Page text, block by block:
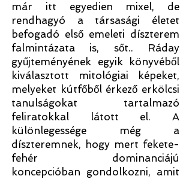
már itt egyedien mixel, de
rendhagyó a társasági életet
befogadó első emeleti díszterem
falmintázata is, sőt.. Ráday
gyűjteményének egyik könyvéből
kiválasztott mitológiai képeket,
melyeket kútfőből érkező erkölcsi
tanulságokat tartalmazó
feliratokkal látott el. A
különlegessége még a
díszteremnek, hogy mert fekete-
fehér dominanciájú
koncepcióban gondolkozni, amit